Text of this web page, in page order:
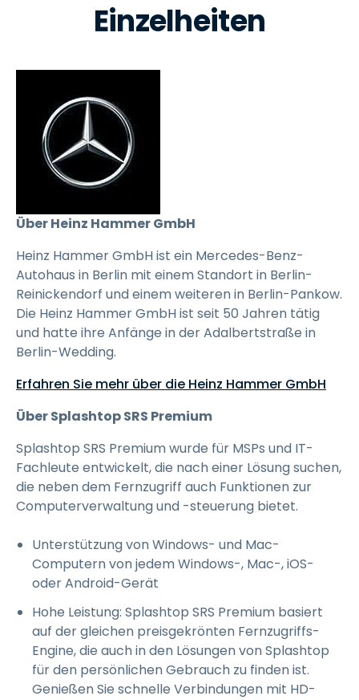
Einzelheiten
Über Heinz Hammer GmbH
Heinz Hammer GmbH ist ein Mercedes-Benz-
Autohaus in Berlin mit einem Standort in Berlin-
Reinickendorf und einem weiteren in Berlin-Pankow.
Die Heinz Hammer GmbH ist seit 50 Jahren tätig
und hatte ihre Anfänge in der Adalbertstraße in
Berlin-Wedding.
Erfahren Sie mehr über die Heinz Hammer GmbH
Über Splashtop SRS Premium
Splashtop SRS Premium wurde für MSPs und IT-
Fachleute entwickelt, die nach einer Lösung suchen,
die neben dem Fernzugriff auch Funktionen zur
Computerverwaltung und -steuerung bietet.
Unterstützung von Windows- und Mac-
Computern von jedem Windows-, Mac-, iOS-
oder Android-Gerät
Hohe Leistung: Splashtop SRS Premium basiert
auf der gleichen preisgekrönten Fernzugriffs-
Engine, die auch in den Lösungen von Splashtop
für den persönlichen Gebrauch zu finden ist.
Genießen Sie schnelle Verbindungen mit HD-